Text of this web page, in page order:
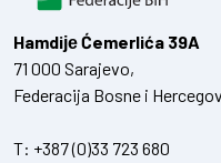
Hamdiје Ćemerlića 39A
71 000 Sarajevo,
Federacija Bosne i
T: +387 (0)33 723 680